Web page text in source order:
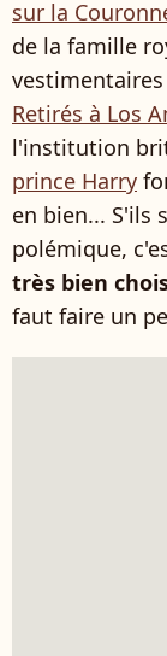
sur la
de la famille
Retirés à Los
l'institution
prince Harry
en bien... S'ils
polémique,
très bien
faut faire un